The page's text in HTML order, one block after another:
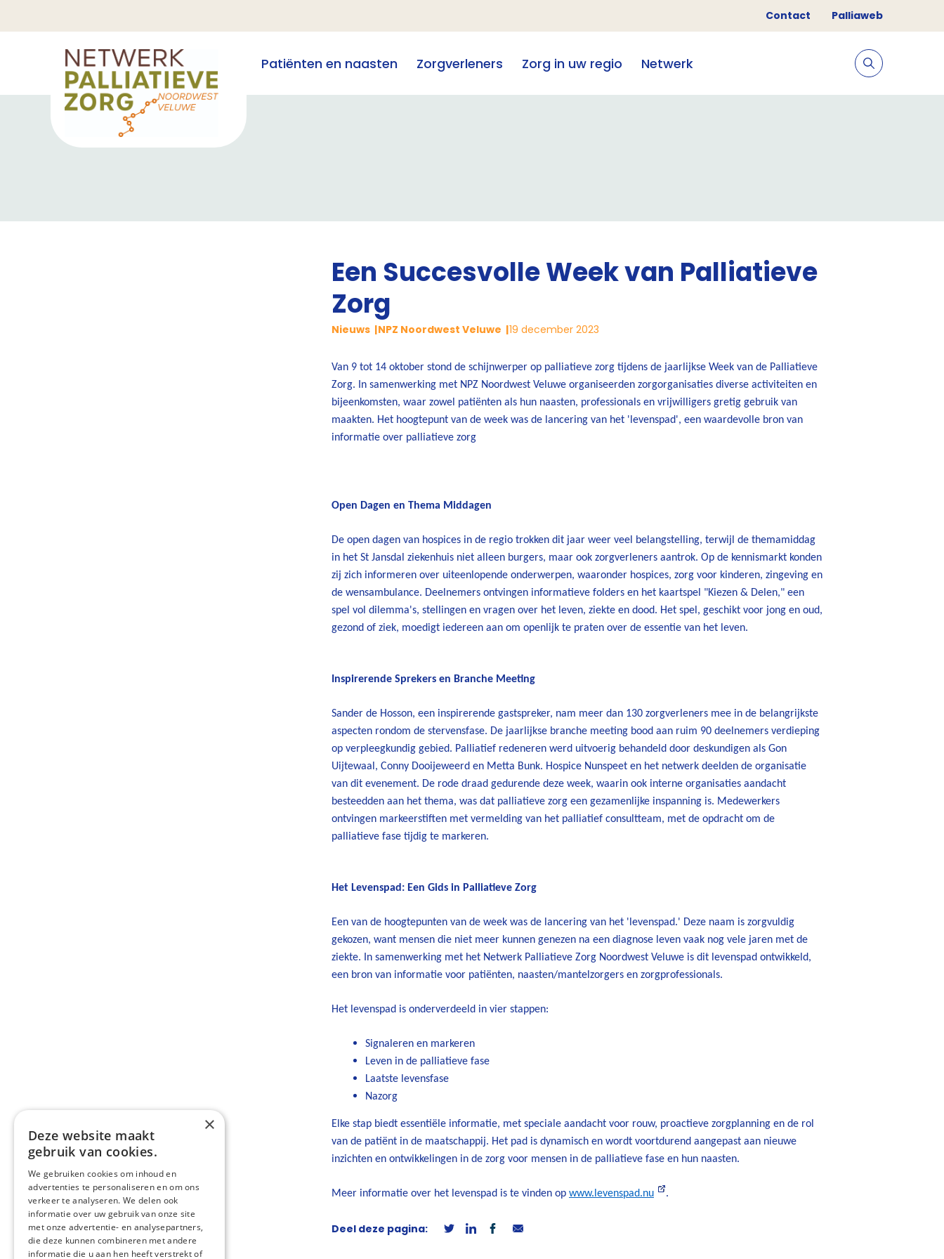
Contact Palliaweb
Patiënten en naasten Zorgverleners Zorg in uw regio Netwerk
Een Succesvolle Week van Palliatieve
Zorg
Nieuws NPZ Noordwest Veluwe 19 december 2023
Van 9 tot 14 oktober stond de schijnwerper op palliatieve zorg tijdens de jaarlijkse Week van de Palliatieve
Zorg. In samenwerking met NPZ Noordwest Veluwe organiseerden zorgorganisaties diverse activiteiten en
bijeenkomsten, waar zowel patiënten als hun naasten, professionals en vrijwilligers gretig gebruik van
maakten. Het hoogtepunt van de week was de lancering van het 'levenspad', een waardevolle bron van
informatie over palliatieve zorg
Open Dagen en Thema Middagen
De open dagen van hospices in de regio trokken dit jaar weer veel belangstelling, terwijl de themamiddag
in het St Jansdal ziekenhuis niet alleen burgers, maar ook zorgverleners aantrok. Op de kennismarkt konden
zij zich informeren over uiteenlopende onderwerpen, waaronder hospices, zorg voor kinderen, zingeving en
de wensambulance. Deelnemers ontvingen informatieve folders en het kaartspel "Kiezen & Delen," een
spel vol dilemma's, stellingen en vragen over het leven, ziekte en dood. Het spel, geschikt voor jong en oud,
gezond of ziek, moedigt iedereen aan om openlijk te praten over de essentie van het leven.
Inspirerende Sprekers en Branche Meeting
Sander de Hosson, een inspirerende gastspreker, nam meer dan 130 zorgverleners mee in de belangrijkste
aspecten rondom de stervensfase. De jaarlijkse branche meeting bood aan ruim 90 deelnemers verdieping
op verpleegkundig gebied. Palliatief redeneren werd uitvoerig behandeld door deskundigen als Gon
Uijtewaal, Conny Dooijeweerd en Metta Bunk. Hospice Nunspeet en het netwerk deelden de organisatie
van dit evenement. De rode draad gedurende deze week, waarin ook interne organisaties aandacht
besteedden aan het thema, was dat palliatieve zorg een gezamenlijke inspanning is. Medewerkers
ontvingen markeerstiften met vermelding van het palliatief consultteam, met de opdracht om de
palliatieve fase tijdig te markeren.
Het Levenspad: Een Gids in Palliatieve Zorg
Een van de hoogtepunten van de week was de lancering van het 'levenspad.' Deze naam is zorgvuldig
gekozen, want mensen die niet meer kunnen genezen na een diagnose leven vaak nog vele jaren met de
ziekte. In samenwerking met het Netwerk Palliatieve Zorg Noordwest Veluwe is dit levenspad ontwikkeld,
een bron van informatie voor patiënten, naasten/mantelzorgers en zorgprofessionals.
Het levenspad is onderverdeeld in vier stappen:
Signaleren en markeren
Leven in de palliatieve fase
Laatste levensfase
Nazorg
Elke stap biedt essentiële informatie, met speciale aandacht voor rouw, proactieve zorgplanning en de rol
van de patiënt in de maatschappij. Het pad is dynamisch en wordt voortdurend aangepast aan nieuwe
inzichten en ontwikkelingen in de zorg voor mensen in de palliatieve fase en hun naasten.
Meer informatie over het levenspad is te vinden op www.levenspad.nu .
Deel deze pagina:
×
Deze website maakt
gebruik van cookies.
We gebruiken cookies om inhoud en
advertenties te personaliseren en om ons
verkeer te analyseren. We delen ook
informatie over uw gebruik van onze site
met onze advertentie- en analysepartners,
die deze kunnen combineren met andere
informatie die u aan hen heeft verstrekt of